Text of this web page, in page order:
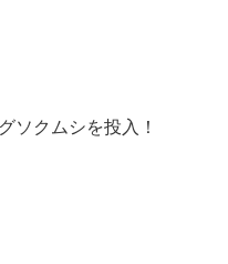
ソクムシを投入！